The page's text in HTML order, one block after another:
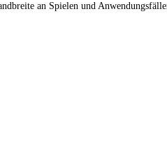
an Spielen und